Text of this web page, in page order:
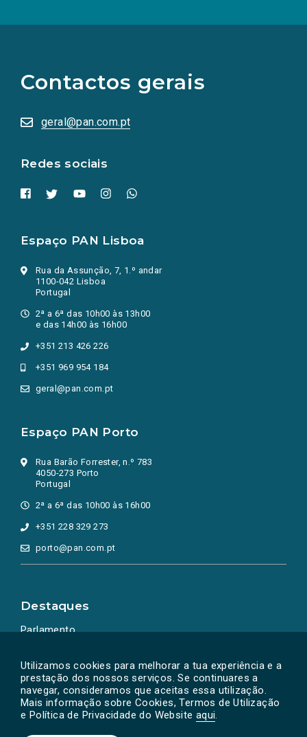
Utilizamos cookies para melhorar a tua experiência e a
prestação dos nossos serviços. Se continuares a
navegar, consideramos que aceitas essa utilização.
Mais informação sobre Cookies, Termos de Utilização
e Política de Privacidade do Website aqui.
Contactos gerais
geral@pan.com.pt
Redes sociais
redes
sociais
numa
nova
Espaço PAN Lisboa
Rua da Assunção, 7, 1.º andar
1100-042 Lisboa
Portugal
2ª a 6ª das 10h00 às 13h00
e das 14h00 às 16h00
+351 213 426 226
+351 969 954 184
geral@pan.com.pt
Espaço PAN Porto
Rua Barão Forrester, n.º 783
4050-273 Porto
Portugal
2ª a 6ª das 10h00 às 16h00
+351 228 329 273
porto@pan.com.pt
Destaques
Parlamento